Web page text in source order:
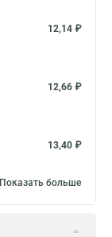
12,14 ₽
12,66 ₽
13,40 ₽
Показать больше